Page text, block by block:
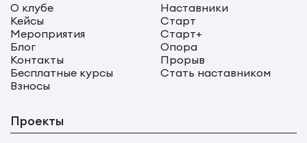
О клубе
Кейсы
Мероприятия
Блог
Контакты
Бесплатные курсы
Взносы
Наставники
Старт
Старт+
Опора
Прорыв
Стать наставником
Проекты